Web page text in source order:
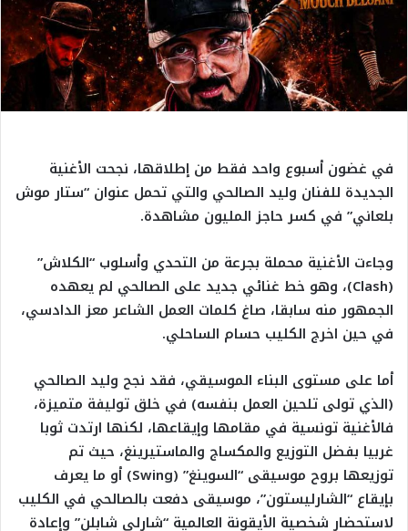
في غضون أسبوع واحد فقط من إطلاقها، نجحت الأغنية
الجديدة للفنان وليد الصالحي والتي تحمل عنوان “ستار موش
بلعاني” في كسر حاجز المليون مشاهدة.
وجاءت الأغنية محملة بجرعة من التحدي وأسلوب “الكلاش”
(Clash)، وهو خط غنائي جديد على الصالحي لم يعهده
الجمهور منه سابقا، صاغ كلمات العمل الشاعر معز الدادسي،
في حين اخرج الكليب حسام الساحلي.
أما على مستوى البناء الموسيقي، فقد نجح وليد الصالحي
(الذي تولى تلحين العمل بنفسه) في خلق توليفة متميزة،
فالأغنية تونسية في مقامها وإيقاعها، لكنها ارتدت ثوبا
غربيا بفضل التوزيع والمكساج والماستيرينغ، حيث تم
توزيعها بروح موسيقى “السوينغ” (Swing) أو ما يعرف
بإيقاع “الشارليستون”، موسيقى دفعت بالصالحي في الكليب
لاستحضار شخصية الأيقونة العالمية “شارلي شابلن” وإعادة